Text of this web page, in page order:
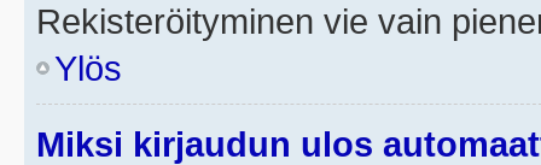
Rekisteröityminen vie vain
Ylös
Miksi kirjaudun ulos